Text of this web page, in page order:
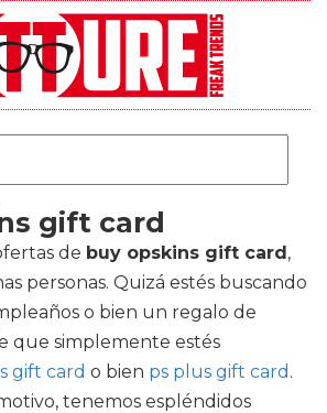
gift card
de buy opskins gift card,
personas. Quizá estés buscando
o bien un regalo de
que simplemente estés
gift card o bien ps plus gift card .
tenemos espléndidos